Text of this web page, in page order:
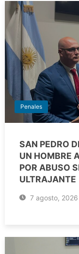
Penales
SAN PEDRO
UN HOMBRE
POR ABUSO
ULTRAJANTE
7 agosto, 2026